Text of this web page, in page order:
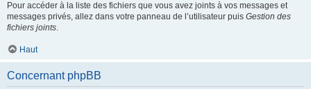
Pour accéder à la liste des fichiers que vous avez joints à vos messages et
messages privés, allez dans votre panneau de l’utilisateur puis Gestion des
fichiers joints.
Haut
Concernant phpBB